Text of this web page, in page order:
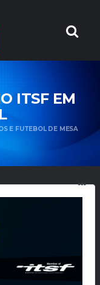
ITSF EM
E FUTEBOL DE MESA